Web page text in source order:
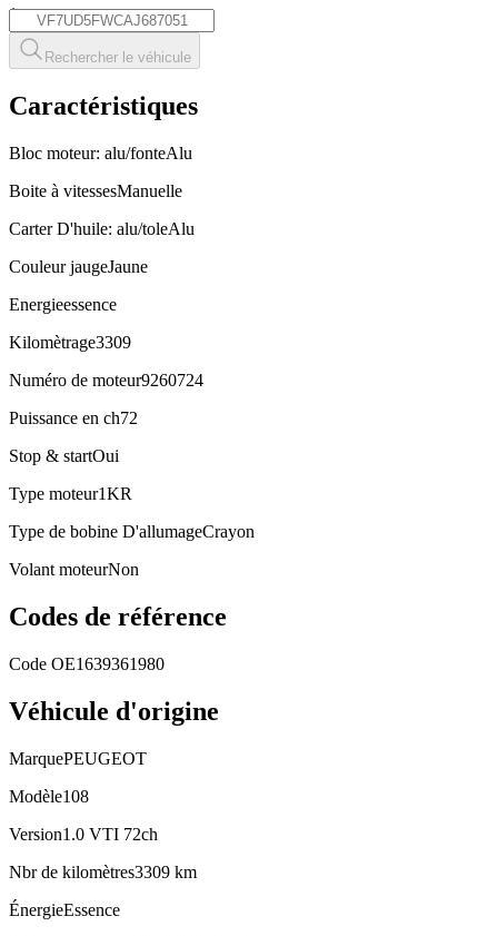
*
Rechercher le véhicule
Caractéristiques
Bloc moteur: alu/fonteAlu
Boite à vitessesManuelle
Carter D'huile: alu/toleAlu
Couleur jaugeJaune
Energieessence
Kilomètrage3309
Numéro de moteur9260724
Puissance en ch72
Stop & startOui
Type moteur1KR
Type de bobine D'allumageCrayon
Volant moteurNon
Codes de référence
Code OE1639361980
Véhicule d'origine
MarquePEUGEOT
Modèle108
Version1.0 VTI 72ch
Nbr de kilomètres3309 km
ÉnergieEssence